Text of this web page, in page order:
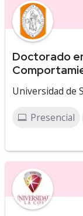
Doctorado
Universidad de
Presencial